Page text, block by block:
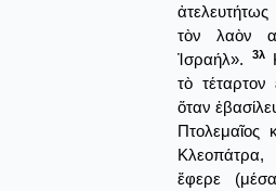
τὸν λαὸν
Ἰσραήλ».
3λ
τὸ τέταρτον
ὅταν
Πτολεμαῖος
Κλεοπάτρα,
ἔφερε